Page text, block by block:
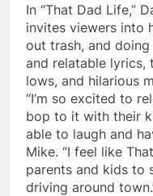
In “That Dad Life,”
invites viewers into
out trash, and
and relatable lyrics,
lows, and hilarious
“I’m so excited to
bop to it with their
able to laugh and
Mike. “I feel like
parents and kids to
driving around